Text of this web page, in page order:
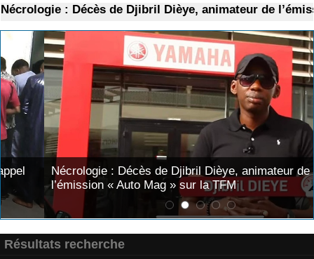
: Décès de Djibril Dièye, animateur de
Nécrologie : Décès de Djibril Dièye, animateur de
l’émission « Auto Mag » sur la TFM
Résultats recherche